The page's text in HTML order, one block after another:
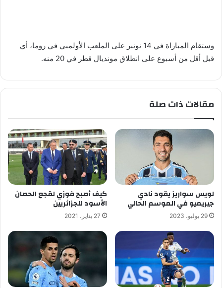
وستقام المباراة في 14 نونبر على الملعب الأولمبي في روما، أي
قبل أقل من أسبوع على انطلاق مونديال قطر في 20 منه.
مقالات ذات صلة
لويس سواريز يقود نادي
جيريميو في الموسم الحالي
29 يوليو، 2023
كيف أصبح فوزي لقجع الحصان
الأسود للجزائريين
27 يناير، 2021